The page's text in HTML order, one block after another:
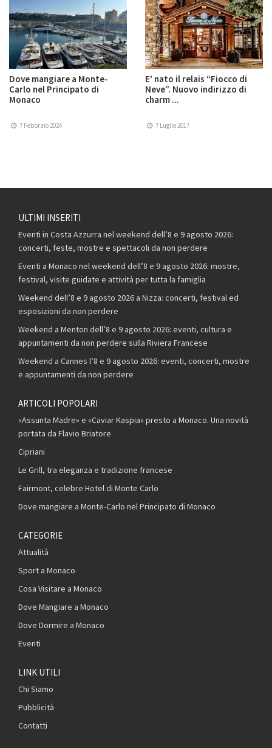
Dove mangiare a Monte-
Carlo nel Principato di
Monaco
7 Febbraio 2024
E’ nato il relais “Fiocco di
Neve”. Nuovo indirizzo di
charm ...
7 Luglio 2017
ULTIMI INSERITI
Eventi in Costa Azzurra nel weekend dell’8 e 9 agosto 2026:
concerti, feste, mostre e spettacoli da non perdere
Eventi a Monaco nel weekend dell’8 e 9 agosto 2026: mostre,
festival, visite guidate e attività per tutta la famiglia
Weekend dell’8 e 9 agosto 2026 a Nizza: concerti, festival ed
esposizioni da non perdere
Weekend a Menton dell’8 e 9 agosto 2026: eventi, cultura e
appuntamenti da non perdere sulla Riviera Francese
Weekend a Cannes l’8 e 9 agosto 2026: eventi, concerti, mostre
e appuntamenti da non perdere
ARTICOLI POPOLARI
«Assunta Madre» e «Caviar Kaspia» presto a Monaco. Una novità
portata da Flavio Briatore
Cipriani
Le Grill, tra eleganza e tradizione francese
Fairmont, celebre Hotel di Monte Carlo
Dove mangiare a Monte-Carlo nel Principato di Monaco
CATEGORIE
Attualità
Sport a Monaco
Cosa Visitare a Monaco
Dove Mangiare a Monaco
Dove Dormire a Monaco
Eventi
LINK UTILI
Chi Siamo
Pubblicità
Contatti